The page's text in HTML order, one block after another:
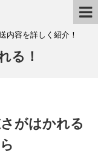
内容を詳しく紹介！
る！
がはかれる